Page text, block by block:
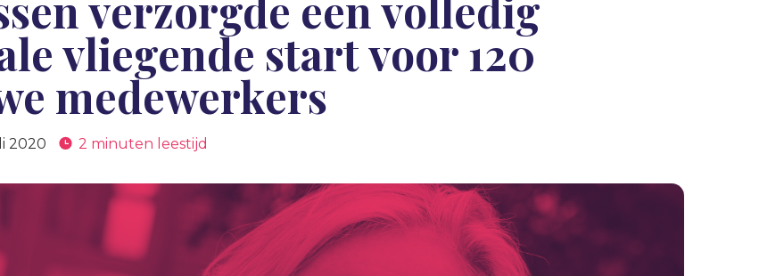
Magazine VoorWerk
Vacatures
Vestigingen ABU-leden
vliegende start voor 120
medewerkers
2020 2 minuten leestijd